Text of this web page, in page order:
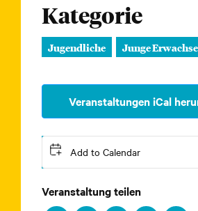
Kategorie
Jugendliche Junge
Veranstaltungen iCal
Add to Calendar
Veranstaltung teilen